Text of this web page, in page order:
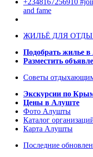
+2348167256910
and fame
ЖИЛЬЁ ДЛЯ
Подобрать жилье
Разместить
Советы
Экскурсии по
Цены в Алуште
Фото Алушты
Каталог
Карта Алушты
Последние